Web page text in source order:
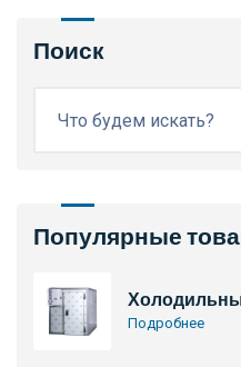
Поиск
Популярные
Подробнее